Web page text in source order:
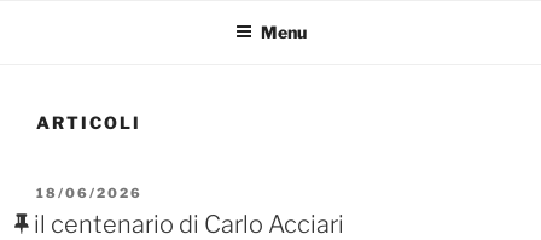
Menu
ARTICOLI
PUBBLICATO
IL
18/06/2026
il centenario di Carlo Acciari